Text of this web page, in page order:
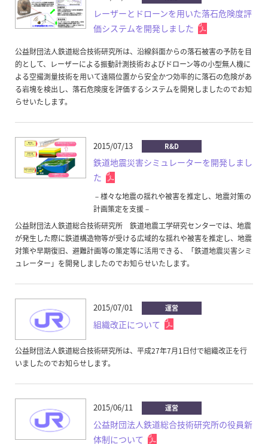
レーザーとドローンを用いた落石危険度評
価システムを開発しました
公益財団法人鉄道総合技術研究所は、沿線斜面からの落石被害の予防を目
的として、レーザーによる振動計測技術およびドローン等の小型無人機に
よる空撮測量技術を用いて遠隔位置から安全かつ効率的に落石の危険があ
る岩塊を検出し、落石危険度を評価するシステムを開発しましたのでお知
らせいたします。
2015/07/13 R&D
鉄道地震災害シミュレーターを開発しまし
た
－様々な地震の揺れや被害を推定し、地震対策の
計画策定を支援－
公益財団法人鉄道総合技術研究所 鉄道地震工学研究センターでは、地震
が発生した際に鉄道構造物等が受ける広域的な揺れや被害を推定し、地震
対策や早期復旧、避難計画等の策定等に活用できる、「鉄道地震災害シミ
ュレーター」を開発しましたのでお知らせいたします。
2015/07/01 運営
組織改正について
公益財団法人鉄道総合技術研究所は、平成27年7月1日付で組織改正を行
いましたのでお知らせします。
2015/06/11 運営
公益財団法人鉄道総合技術研究所の役員新
体制について